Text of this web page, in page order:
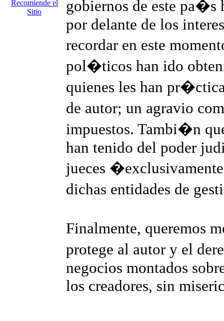
Recomiende el
Sitio
gobiernos de este pa�s
por delante de los
recordar en este
pol�ticos han ido
quienes les han
de autor; un agravio
impuestos. Tambi�n
han tenido del poder
jueces
dichas entidades de
Finalmente, queremos
protege al autor y el
negocios montados
los creadores, sin